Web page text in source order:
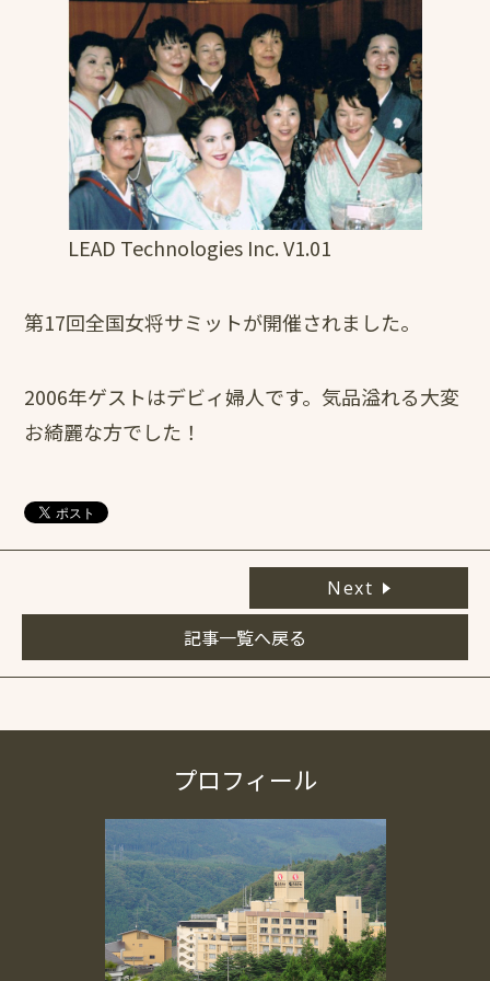
LEAD Technologies Inc. V1.01
第17回全国女将サミットが開催されました。
2006年ゲストはデビィ婦人です。気品溢れる大変
お綺麗な方でした！
Next
記事一覧へ戻る
プロフィール